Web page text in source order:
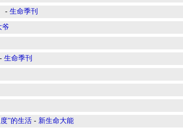
- 生命季刊
爷
- 生命季刊
”的生活 - 新生命大能